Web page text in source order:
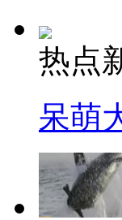
热点
呆萌